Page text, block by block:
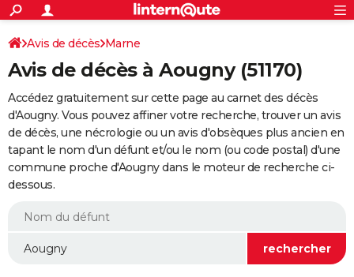
ACTUALITÉS
Politique
Société
Faits Divers
Education
Monde
Villes
+
SPORT
Coupe du monde 2026
Football
Tennis
Cyclisme
Rugby
Forum
Programme TV
TNT
Streaming
Cinéma
Sorties cinéma
Musique
+
FINANCE
Retraite
Epargne
Immobilier
Risques naturels par ville
Assurance
AUTO
Essais
Réserver un essai
Citadines
Berlines
SUV
Forum auto
+
HIGH-TECH
BRICOLAGE
WEEK-END
Avis de décès Marne
Avis de décès à Aougny (51170)
Accédez gratuitement sur cette page au carnet des décès
d'Aougny. Vous pouvez affiner votre recherche, trouver un avis
de décès, une nécrologie ou un avis d'obsèques plus ancien en
tapant le nom d'un défunt et/ou le nom (ou code postal) d'une
commune proche d'Aougny dans le moteur de recherche ci-
dessous.